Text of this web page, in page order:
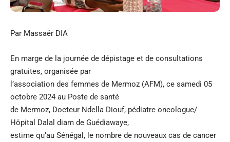
Par Massaër DIA
En marge de la journée de dépistage et de consultations
gratuites, organisée par
l’association des femmes de Mermoz (AFM), ce samedi 05
octobre 2024 au Poste de santé
de Mermoz, Docteur Ndella Diouf, pédiatre oncologue/
Hôpital Dalal diam de Guédiawaye,
estime qu’au Sénégal, le nombre de nouveaux cas de cancer